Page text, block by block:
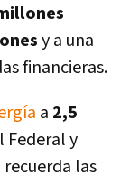
y a una
financieras.
a 2,5
Federal y
las